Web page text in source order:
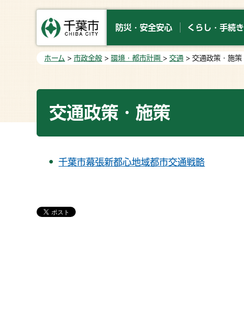
防災・安全安心 くらし・手続き
ホーム > 市政全般 > 環境・都市計画 > 交通 > 交通政策・施策
交通政策・施策
千葉市幕張新都心地域都市交通戦略